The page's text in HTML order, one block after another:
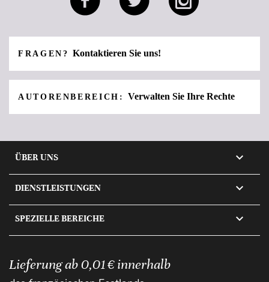
FRAGEN?Kontaktieren Sie uns!
AUTORENBEREICH: Verwalten Sie Ihre Rechte
ÜBER UNS 
DIENSTLEISTUNGEN 
SPEZIELLE BEREICHE 
Lieferung ab 0,01 € innerhalb